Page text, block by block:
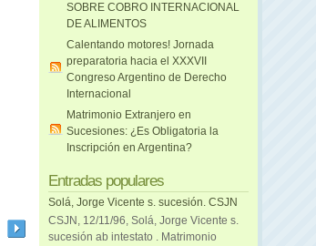
SOBRE COBRO INTERNACIONAL
DE ALIMENTOS
Calentando motores! Jornada
preparatoria hacia el XXXVII
Congreso Argentino de Derecho
Internacional
Matrimonio Extranjero en
Sucesiones: ¿Es Obligatoria la
Inscripción en Argentina?
Entradas populares
Solá, Jorge Vicente s. sucesión. CSJN
CSJN, 12/11/96, Solá, Jorge Vicente s.
sucesión ab intestato . Matrimonio